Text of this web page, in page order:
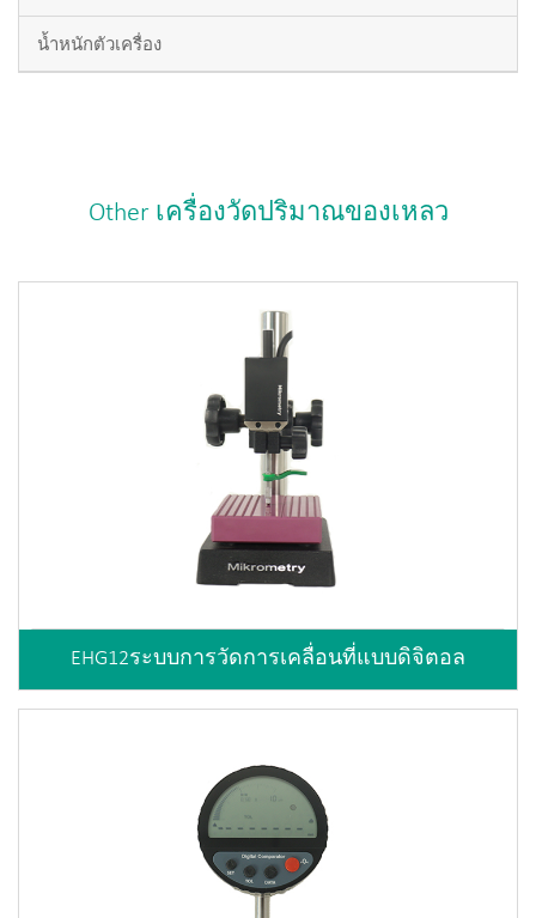
น้ำหนักตัวเครื่อง
Other เครื่องวัดปริมาณของเหลว
EHG12ระบบการวัดการเคลื่อนที่แบบดิจิตอล